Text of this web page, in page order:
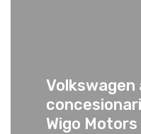
Volkswagen
Wigo Motors